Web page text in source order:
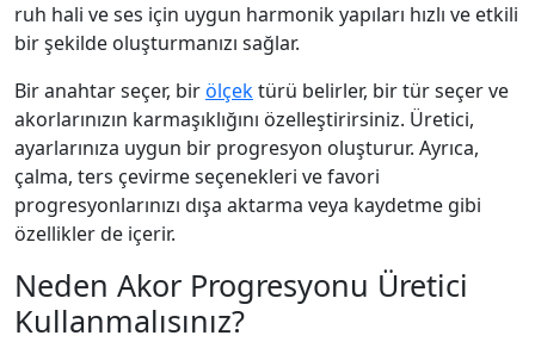
ruh hali ve ses için uygun harmonik yapıları hızlı ve etkili
bir şekilde oluşturmanızı sağlar.
Bir anahtar seçer, birölçektürü belirler, bir tür seçer ve
akorlarınızın karmaşıklığını özelleştirirsiniz. Üretici,
ayarlarınıza uygun bir progresyon oluşturur. Ayrıca,
çalma, ters çevirme seçenekleri ve favori
progresyonlarınızı dışa aktarma veya kaydetme gibi
özellikler de içerir.
Neden Akor Progresyonu Üretici
Kullanmalısınız?